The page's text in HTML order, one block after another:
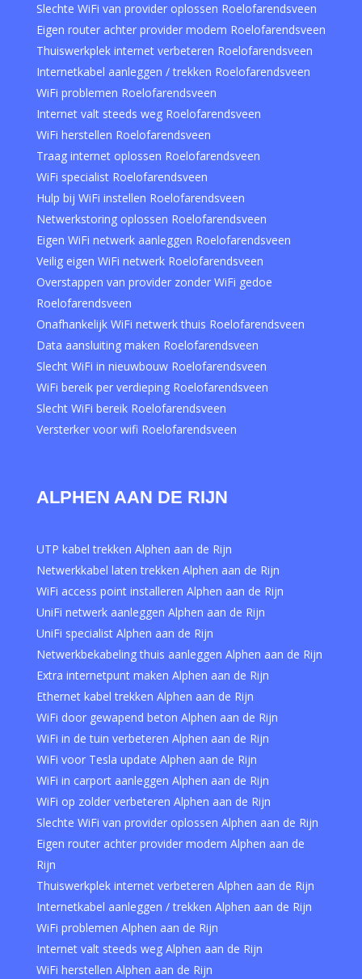
Slechte WiFi van provider oplossen Roelofarendsveen
Eigen router achter provider modem Roelofarendsveen
Thuiswerkplek internet verbeteren Roelofarendsveen
Internetkabel aanleggen / trekken Roelofarendsveen
WiFi problemen Roelofarendsveen
Internet valt steeds weg Roelofarendsveen
WiFi herstellen Roelofarendsveen
Traag internet oplossen Roelofarendsveen
WiFi specialist Roelofarendsveen
Hulp bij WiFi instellen Roelofarendsveen
Netwerkstoring oplossen Roelofarendsveen
Eigen WiFi netwerk aanleggen Roelofarendsveen
Veilig eigen WiFi netwerk Roelofarendsveen
Overstappen van provider zonder WiFi gedoe
Roelofarendsveen
Onafhankelijk WiFi netwerk thuis Roelofarendsveen
Data aansluiting maken Roelofarendsveen
Slecht WiFi in nieuwbouw Roelofarendsveen
WiFi bereik per verdieping Roelofarendsveen
Slecht WiFi bereik Roelofarendsveen
Versterker voor wifi Roelofarendsveen
ALPHEN AAN DE RIJN
UTP kabel trekken Alphen aan de Rijn
Netwerkkabel laten trekken Alphen aan de Rijn
WiFi access point installeren Alphen aan de Rijn
UniFi netwerk aanleggen Alphen aan de Rijn
UniFi specialist Alphen aan de Rijn
Netwerkbekabeling thuis aanleggen Alphen aan de Rijn
Extra internetpunt maken Alphen aan de Rijn
Ethernet kabel trekken Alphen aan de Rijn
WiFi door gewapend beton Alphen aan de Rijn
WiFi in de tuin verbeteren Alphen aan de Rijn
WiFi voor Tesla update Alphen aan de Rijn
WiFi in carport aanleggen Alphen aan de Rijn
WiFi op zolder verbeteren Alphen aan de Rijn
Slechte WiFi van provider oplossen Alphen aan de Rijn
Eigen router achter provider modem Alphen aan de
Rijn
Thuiswerkplek internet verbeteren Alphen aan de Rijn
Internetkabel aanleggen / trekken Alphen aan de Rijn
WiFi problemen Alphen aan de Rijn
Internet valt steeds weg Alphen aan de Rijn
WiFi herstellen Alphen aan de Rijn